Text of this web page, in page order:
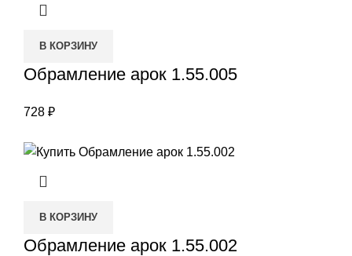
В КОРЗИНУ
Обрамление арок 1.55.005
728 ₽
В КОРЗИНУ
Обрамление арок 1.55.002